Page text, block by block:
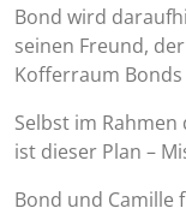
Bond wird
seinen Freund,
Kofferraum
Selbst im
ist dieser Plan –
Bond und Camille